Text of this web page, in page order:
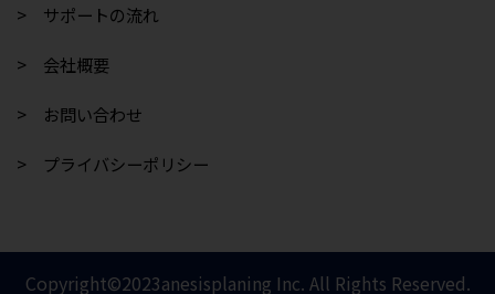
> サポートの流れ
> 会社概要
> お問い合わせ
> プライバシーポリシー
Copyright©2023anesisplaning Inc. All Rights Reserved.